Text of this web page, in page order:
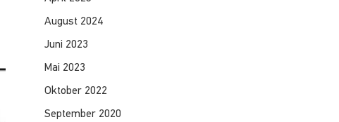
August 2024
Juni 2023
Mai 2023
Oktober 2022
September 2020